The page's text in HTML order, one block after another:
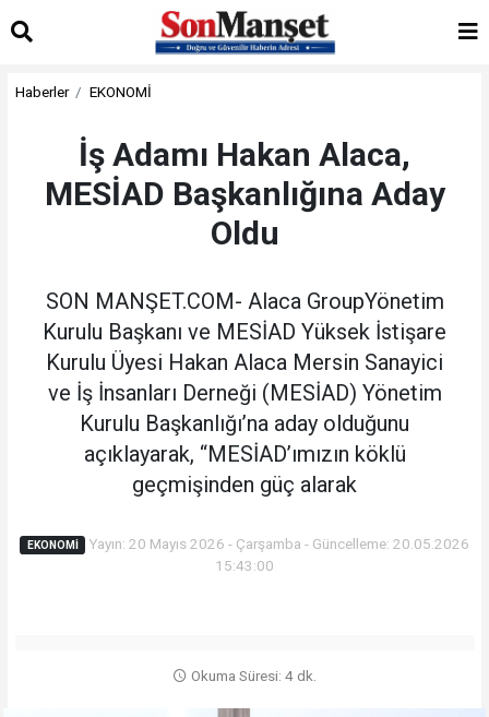
Haberler EKONOMİ
İş Adamı Hakan Alaca,
MESİAD Başkanlığına Aday
Oldu
SON MANŞET.COM- Alaca GroupYönetim
Kurulu Başkanı ve MESİAD Yüksek İstişare
Kurulu Üyesi Hakan Alaca Mersin Sanayici
ve İş İnsanları Derneği (MESİAD) Yönetim
Kurulu Başkanlığı’na aday olduğunu
açıklayarak, “MESİAD’ımızın köklü
geçmişinden güç alarak
EKONOMİ
Yayın: 20 Mayıs 2026 - Çarşamba - Güncelleme: 20.05.2026
15:43:00
Okuma Süresi: 4 dk.